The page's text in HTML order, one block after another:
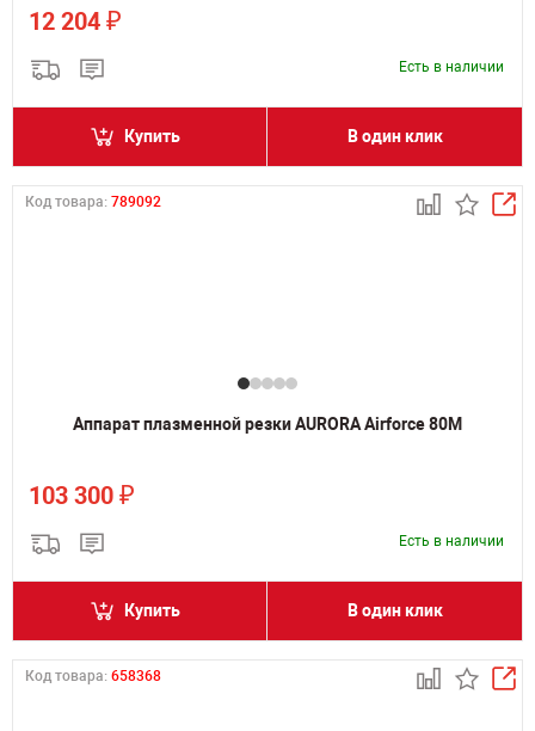
12 204 ₽
Есть в наличии
Купить В один клик
Код товара: 789092
Аппарат плазменной резки AURORA Airforce 80M
103 300 ₽
Есть в наличии
Купить В один клик
Код товара: 658368